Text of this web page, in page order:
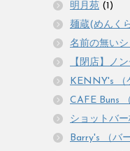
明月苑 (1)
麺蔵(めんく
名前の無い
【閉店】ノ
KENNY's （
CAFE Buns
ショットバー
Barry's （バ